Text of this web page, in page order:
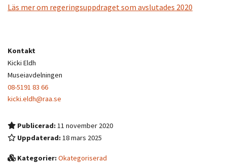
Läs mer om regeringsuppdraget som avslutades 2020
Kontakt
Kicki Eldh
Museiavdelningen
08-5191 83 66
kicki.eldh@raa.se
Publicerad:11 november 2020
Uppdaterad:18 mars 2025
Kategorier:Okategoriserad